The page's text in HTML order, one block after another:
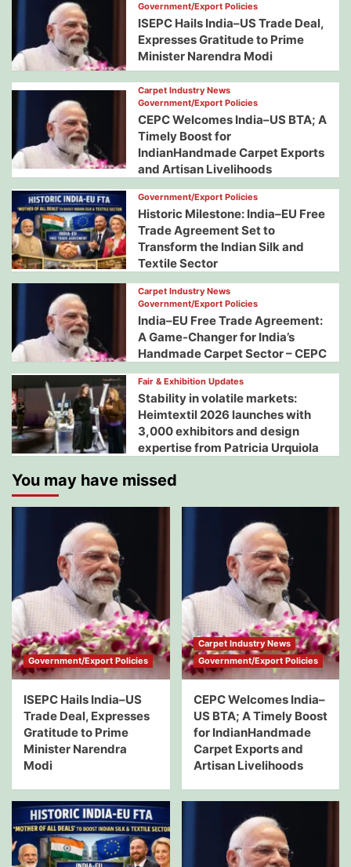
Government/Export Policies
ISEPC Hails India–US Trade Deal,
Expresses Gratitude to Prime
Minister Narendra Modi
Carpet Industry News
Government/Export Policies
CEPC Welcomes India–US BTA; A
Timely Boost for
IndianHandmade Carpet Exports
and Artisan Livelihoods
Government/Export Policies
Historic Milestone: India–EU Free
Trade Agreement Set to
Transform the Indian Silk and
Textile Sector
Carpet Industry News
Government/Export Policies
India–EU Free Trade Agreement:
A Game-Changer for India’s
Handmade Carpet Sector – CEPC
Fair & Exhibition Updates
Stability in volatile markets:
Heimtextil 2026 launches with
3,000 exhibitors and design
expertise from Patricia Urquiola
You may have missed
Government/Export Policies
ISEPC Hails India–US
Trade Deal, Expresses
Gratitude to Prime
Minister Narendra
Modi
Carpet Industry News
Government/Export Policies
CEPC Welcomes India–
US BTA; A Timely Boost
for IndianHandmade
Carpet Exports and
Artisan Livelihoods